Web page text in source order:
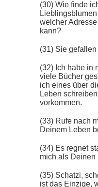
(30) Wie finde
welcher
kann?
(31) Sie gefallen
(32) Ich habe in
viele Bücher
ich eines über
Leben
vorkommen.
(33) Rufe nach
Deinem Leben
(34) Es regnet
mich als Deinen
(35) Schatzi,
ist das Einzige,